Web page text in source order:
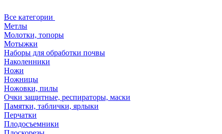
Все категории
Метлы
Молотки, топоры
Мотыжки
Наборы для обработки почвы
Наколенники
Ножи
Ножницы
Ножовки, пилы
Очки защитные, респираторы, маски
Памятки, таблички, ярлыки
Перчатки
Плодосъемники